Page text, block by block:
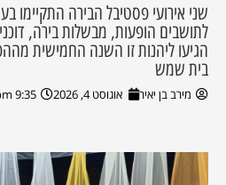
שני אירועי פסטיבל הבירה התקיימו
לתושבים הופעות, מבשלות בירה,
הגיעו ליהנות זו השנה החמישית
בית שמש
מירב בן יאיר אוגוסט 4, 2026 9:35 pm